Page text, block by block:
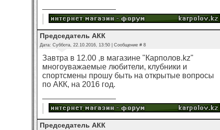
Председатель АКК
Дата: Суббота, 22.10.2016, 13:50 | Сообщение # 8
Завтра в 12.00 ,в магазине "Карполов.kz"
многоуважаемые любители, клубники и
спортсмены прошу быть на открытые вопросы
по АКК, на 2016 год.
Председатель АКК